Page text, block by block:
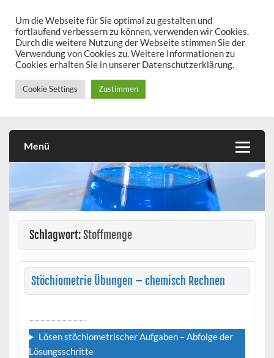
contentchemieseiten.de
Chemie kann man üben!
Menü
Schlagwort:Stoffmenge
Stöchiometrie Übungen – chemisch Rechnen
Lösen stöchiometrischer Aufgaben – Abfolge der
Lösungsschritte
Um die Webseite für Sie optimal zu gestalten und
fortlaufend verbessern zu können, verwenden wir Cookies.
Durch die weitere Nutzung der Webseite stimmen Sie der
Verwendung von Cookies zu. Weitere Informationen zu
Cookies erhalten Sie in unserer Datenschutzerklärung.
Cookie Settings Zustimmen